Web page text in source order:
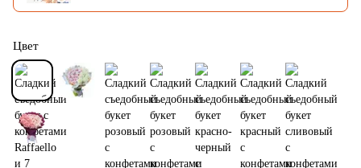
Цвет